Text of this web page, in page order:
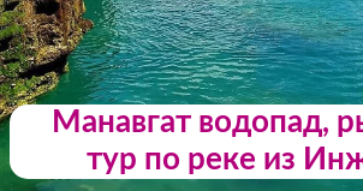
Манавгат водопад,
тур по реке из